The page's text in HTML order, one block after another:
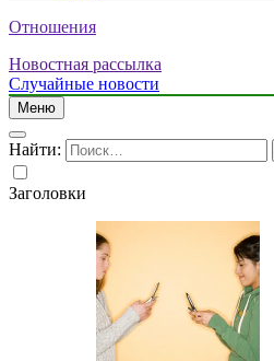
Отношения
Новостная рассылка
Случайные новости
Меню
Найти:
Заголовки